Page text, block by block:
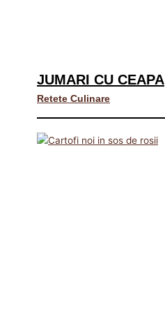
JUMARI CU CEAPA
Retete Culinare